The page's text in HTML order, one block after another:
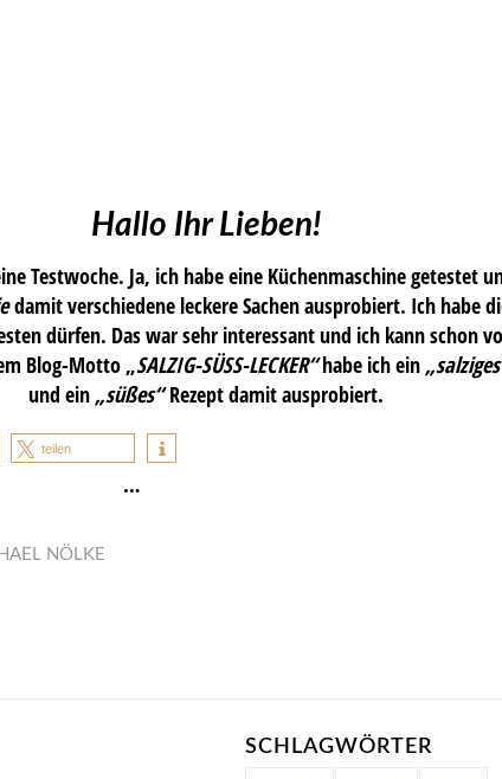
Hallo Ihr Lieben!
Testwoche. Ja, ich habe eine Küchenmaschine getestet
damit verschiedene leckere Sachen ausprobiert. Ich habe
dürfen. Das war sehr interessant und ich kann schon
Blog-Motto „SALZIG-SÜSS-LECKER“habe ich ein
und ein „süßes“Rezept damit ausprobiert.
teilen
…
NÖLKE
SCHLAGWÖRTER